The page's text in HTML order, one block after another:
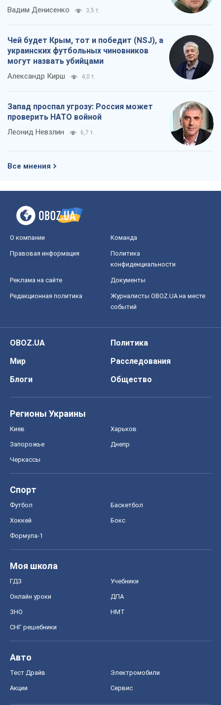
Вадим Денисенко 3,5 т.
Чей будет Крым, тот и победит (NSJ), а
украинских футбольных чиновников
могут назвать убийцами
Александр Кирш 4,0 т.
Запад проспал угрозу: Россия может
проверить НАТО войной
Леонид Невзлин 6,7 т.
Все мнения
О компании Команда
Правовая информация
Политика
конфиденциальности
Реклама на сайте Документы
Редакционная политика
Журналисты OBOZ.UA на месте
событий
OBOZ.UA
Политика
Мир
Расследования
Блоги
Общество
Регионы Украины
Киев Харьков
Запорожье Днепр
Черкассы
Спорт
Футбол Баскетбол
Хоккей Бокс
Формула-1
Моя школа
ГДЗ Учебники
Онлайн уроки ДПА
ЗНО НМТ
СНГ решебники
Авто
Тест Драйв Электромобили
Акции Сервис